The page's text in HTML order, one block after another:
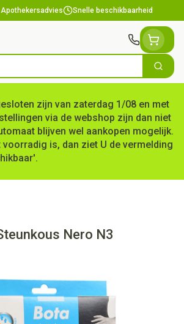
Apothekersadvies Snelle beschikbaarheid
Zoek
zijn van zaterdag 1/08 en met
via de webshop zijn dan niet
blijven wel aankopen mogelijk.
is, dan ziet U de vermelding
Nero N3